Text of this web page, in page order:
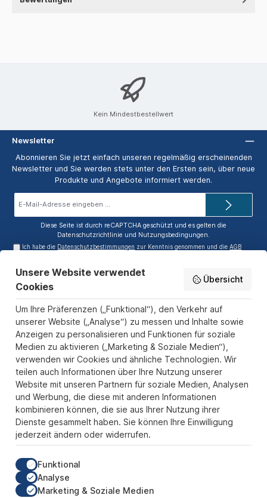
Kein Mindestbestellwert
Newsletter
Abonnieren Sie jetzt einfach unseren regelmäßig erscheinenden
Newsletter und Sie werden stets unter den Ersten sein, über neue
Produkte und Angebote informiert werden.
Diese Seite ist durch reCAPTCHA geschützt und es gelten die
Datenschutzrichtlinie und Nutzungsbedingungen.
Ich habe die Datenschutzbestimmungen zur Kenntnis genommen und dieAGB
Service-Hotline
Informationen
Zahlungs- und Versandarten
Sicher Einkaufen
Über uns
Der Pokal & Vereinsbedarf Onlineshop PokalExpress in Marl ist
Ihr Spezialist für Pokale, Medaillen und Trophäen aus Glas und
Resin, mit einem Fokus auf Säulenpokalen. Unser herausragender
Kundenservice zeichnet sich durch Schnelligkeit und
Zuverlässigkeit aus, um jedem Anlass gerecht zu werden. Wir
verstehen die Bedeutung jedes besonderen Moments und bieten
Erwartungen übertrifft. Ob online oder in unserem Showroom, bei
PokalExpress erwartet Sie Qualität, die begeistert, und ein
Unsere Website verwendet
Cookies
Übersicht
Um Ihre Präferenzen („Funktional“), den Verkehr auf
unserer Website („Analyse“) zu messen und Inhalte sowie
Anzeigen zu personalisieren und Funktionen für soziale
Medien zu aktivieren („Marketing & Soziale Medien“),
verwenden wir Cookies und ähnliche Technologien. Wir
teilen auch Informationen über Ihre Nutzung unserer
Website mit unseren Partnern für soziale Medien, Analysen
und Werbung, die diese mit anderen Informationen
kombinieren können, die sie aus Ihrer Nutzung ihrer
Dienste gesammelt haben. Sie können Ihre Einwilligung
jederzeit ändern oder widerrufen.
Funktional
Analyse
Marketing & Soziale Medien